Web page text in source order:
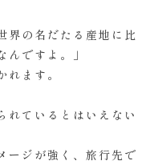
界の名だたる産地に比
ですよ。」
ます。
れているとはいえない
ージが強く、旅行先で